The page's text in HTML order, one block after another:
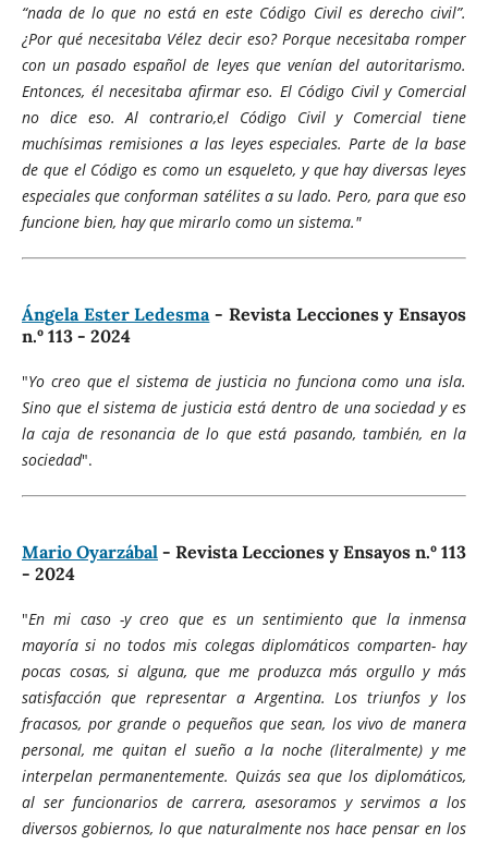
“nada de lo que no está en este Código Civil es derecho civil”.
¿Por qué necesitaba Vélez decir eso? Porque necesitaba romper
con un pasado español de leyes que venían del autoritarismo.
Entonces, él necesitaba afirmar eso. El Código Civil y Comercial
no dice eso. Al contrario,el Código Civil y Comercial tiene
muchísimas remisiones a las leyes especiales. Parte de la base
de que el Código es como un esqueleto, y que hay diversas leyes
especiales que conforman satélites a su lado. Pero, para que eso
funcione bien, hay que mirarlo como un sistema."
Ángela Ester Ledesma - Revista Lecciones y Ensayos
n.º 113 - 2024
"Yo creo que el sistema de justicia no funciona como una isla.
Sino que el sistema de justicia está dentro de una sociedad y es
la caja de resonancia de lo que está pasando, también, en la
sociedad".
Mario Oyarzábal - Revista Lecciones y Ensayos n.º 113
- 2024
"En mi caso -y creo que es un sentimiento que la inmensa
mayoría si no todos mis colegas diplomáticos comparten- hay
pocas cosas, si alguna, que me produzca más orgullo y más
satisfacción que representar a Argentina. Los triunfos y los
fracasos, por grande o pequeños que sean, los vivo de manera
personal, me quitan el sueño a la noche (literalmente) y me
interpelan permanentemente. Quizás sea que los diplomáticos,
al ser funcionarios de carrera, asesoramos y servimos a los
diversos gobiernos, lo que naturalmente nos hace pensar en los